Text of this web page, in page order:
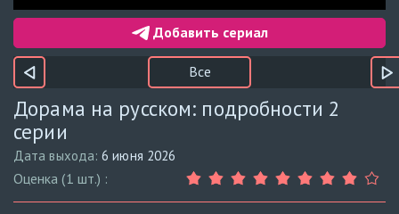
Добавить сериал
Все
Дорама на русском: подробности 2
серии
Дата выхода:6 июня 2026
Оценка (1 шт.) :